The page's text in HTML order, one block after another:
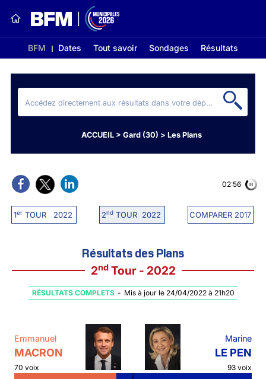
BFM Dates Tout savoir Sondages Résultats
ACCUEIL> Gard (30) > Les Plans
1erTOUR 2022 2ndTOUR 2022 COMPARER 2017
02:56
Résultats des Plans
2ndTour - 2022
RÉSULTATS COMPLETS - Mis à jour le 24/04/2022 à 21h20
Emmanuel
MACRON
70 voix
Marine
LE PEN
93 voix